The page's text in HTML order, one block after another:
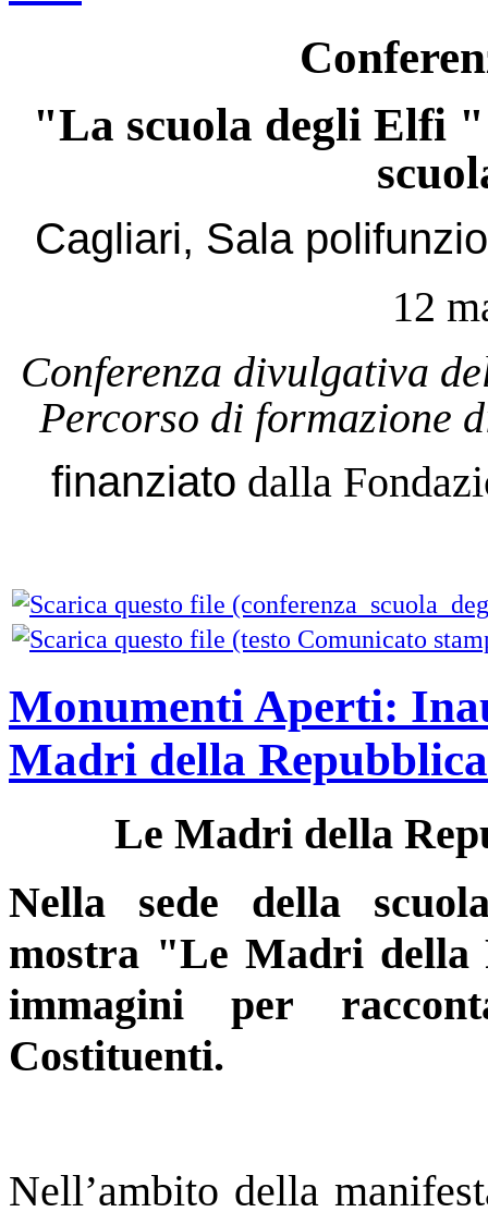
"La scuola degli Elfi "
Cagliari, Sala
12
Conferenza divulgativa
Percorso di formazione
finanziato dalla
Monumenti Aperti:
Madri della Repubblica
Le Madri della
Nella sede della
mostra "Le Madri della
immagini per
Costituenti.
Nell’ambito della